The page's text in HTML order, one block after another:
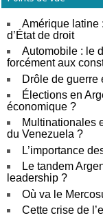
Amérique latine
d’État de droit
Automobile : le
forcément aux
Drôle de guerre
Élections en
économique ?
Multinationales
du Venezuela ?
L’importance
Le tandem
leadership ?
Où va le
Cette crise de